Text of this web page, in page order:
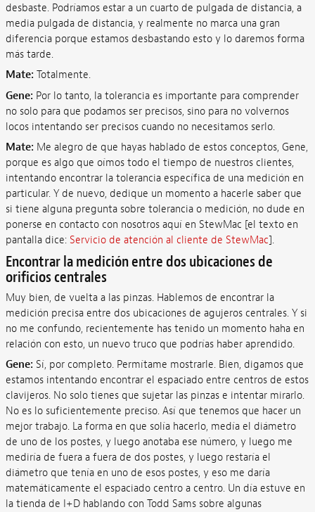
desbaste. Podríamos estar a un cuarto de pulgada de distancia, a
media pulgada de distancia, y realmente no marca una gran
diferencia porque estamos desbastando esto y lo daremos forma
más tarde.
Mate: Totalmente.
Gene: Por lo tanto, la tolerancia es importante para comprender
no solo para que podamos ser precisos, sino para no volvernos
locos intentando ser precisos cuando no necesitamos serlo.
Mate: Me alegro de que hayas hablado de estos conceptos, Gene,
porque es algo que oímos todo el tiempo de nuestros clientes,
intentando encontrar la tolerancia específica de una medición en
particular. Y de nuevo, dedique un momento a hacerle saber que
si tiene alguna pregunta sobre tolerancia o medición, no dude en
ponerse en contacto con nosotros aquí en StewMac [el texto en
pantalla dice: Servicio de atención al cliente de StewMac].
Encontrar la medición entre dos ubicaciones de
orificios centrales
Muy bien, de vuelta a las pinzas. Hablemos de encontrar la
medición precisa entre dos ubicaciones de agujeros centrales. Y si
no me confundo, recientemente has tenido un momento haha en
relación con esto, un nuevo truco que podrías haber aprendido.
Gene: Sí, por completo. Permítame mostrarle. Bien, digamos que
estamos intentando encontrar el espaciado entre centros de estos
clavijeros. No solo tienes que sujetar las pinzas e intentar mirarlo.
No es lo suficientemente preciso. Así que tenemos que hacer un
mejor trabajo. La forma en que solía hacerlo, medía el diámetro
de uno de los postes, y luego anotaba ese número, y luego me
mediría de fuera a fuera de dos postes, y luego restaría el
diámetro que tenía en uno de esos postes, y eso me daría
matemáticamente el espaciado centro a centro. Un día estuve en
la tienda de I+D hablando con Todd Sams sobre algunas